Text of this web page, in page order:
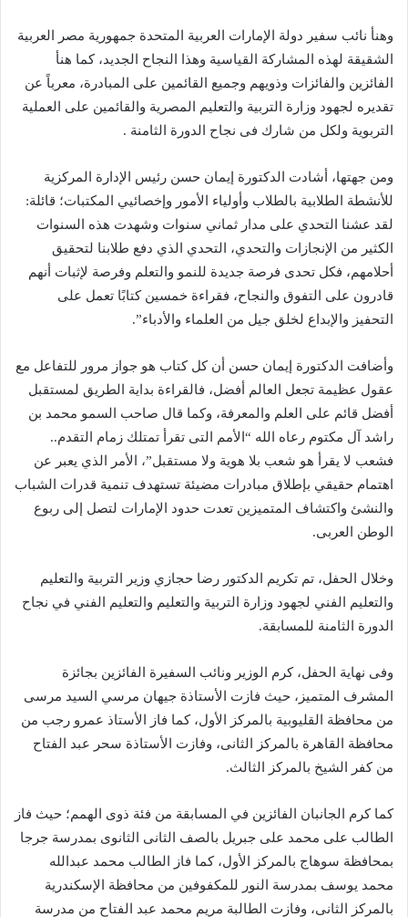
وهنأ نائب سفير دولة الإمارات العربية المتحدة جمهورية مصر العربية
الشقيقة لهذه المشاركة القياسية وهذا النجاح الجديد، كما هنأ
الفائزين والفائزات وذويهم وجميع القائمين على المبادرة، معرباً عن
تقديره لجهود وزارة التربية والتعليم المصرية والقائمين على العملية
التربوية ولكل من شارك فى نجاح الدورة الثامنة .
ومن جهتها، أشادت الدكتورة إيمان حسن رئيس الإدارة المركزية
للأنشطة الطلابية بالطلاب وأولياء الأمور وإخصائيي المكتبات؛ قائلة:
لقد عشنا التحدي على مدار ثماني سنوات وشهدت هذه السنوات
الكثير من الإنجازات والتحدي، التحدي الذي دفع طلابنا لتحقيق
أحلامهم، فكل تحدى فرصة جديدة للنمو والتعلم وفرصة لإثبات أنهم
قادرون على التفوق والنجاح، فقراءة خمسين كتابًا تعمل على
التحفيز والإبداع لخلق جيل من العلماء والأدباء”.
وأضافت الدكتورة إيمان حسن أن كل كتاب هو جواز مرور للتفاعل مع
عقول عظيمة تجعل العالم أفضل، فالقراءة بداية الطريق لمستقبل
أفضل قائم على العلم والمعرفة، وكما قال صاحب السمو محمد بن
راشد آل مكتوم رعاه الله “الأمم التى تقرأ تمتلك زمام التقدم..
فشعب لا يقرأ هو شعب بلا هوية ولا مستقبل”، الأمر الذي يعبر عن
اهتمام حقيقي بإطلاق مبادرات مضيئة تستهدف تنمية قدرات الشباب
والنشئ واكتشاف المتميزين تعدت حدود الإمارات لتصل إلى ربوع
الوطن العربى.
وخلال الحفل، تم تكريم الدكتور رضا حجازي وزير التربية والتعليم
والتعليم الفني لجهود وزارة التربية والتعليم والتعليم الفني في نجاح
الدورة الثامنة للمسابقة.
وفى نهاية الحفل، كرم الوزير ونائب السفيرة الفائزين بجائزة
المشرف المتميز، حيث فازت الأستاذة جيهان مرسي السيد مرسى
من محافظة القليوبية بالمركز الأول، كما فاز الأستاذ عمرو رجب من
محافظة القاهرة بالمركز الثانى، وفازت الأستاذة سحر عبد الفتاح
من كفر الشيخ بالمركز الثالث.
كما كرم الجانبان الفائزين في المسابقة من فئة ذوى الهمم؛ حيث فاز
الطالب على محمد على جبريل بالصف الثانى الثانوى بمدرسة جرجا
بمحافظة سوهاج بالمركز الأول، كما فاز الطالب محمد عبدالله
محمد يوسف بمدرسة النور للمكفوفين من محافظة الإسكندرية
بالمركز الثانى، وفازت الطالبة مريم محمد عبد الفتاح من مدرسة